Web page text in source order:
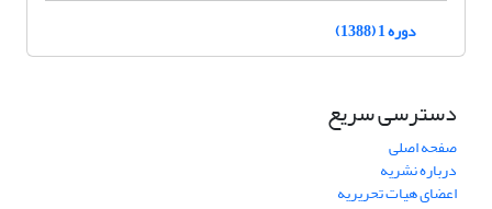
دوره 1 (1388)
دسترسی سریع
صفحه اصلی
درباره نشریه
اعضای هیات تحریریه